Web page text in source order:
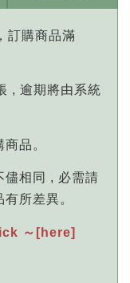
訂購商品滿
, 逾期將由系統
品。
儘相同 , 必需請
所差異。
～[here]